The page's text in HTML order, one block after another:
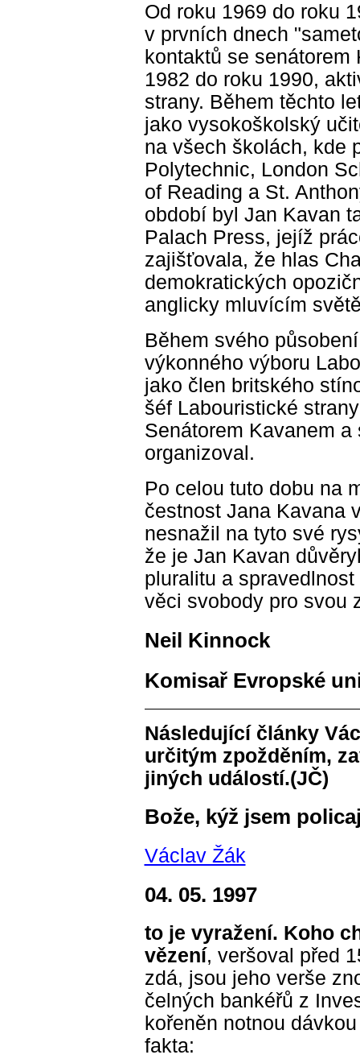
Od roku 1969 do roku
v prvních dnech
kontaktů se
1982 do roku 1990,
strany. Během těchto
jako vysokoškolský
na všech školách, kde
Polytechnic, London
of Reading a St.
období byl Jan Kavan
Palach Press, jejíž
zajišťovala, že hlas
demokratických
anglicky mluvícím
Během svého
výkonného výboru
jako člen britského
šéf Labouristické
Senátorem Kavanem
organizoval.
Po celou tuto dobu na
čestnost Jana Kavana
nesnažil na tyto své
že je Jan Kavan
pluralitu a
věci svobody pro svou
Neil Kinnock
Komisař Evropské
Následující články
určitým zpožděním,
jiných událostí.(JČ)
Bože, kýž jsem
Václav Žák
04. 05. 1997
to je vyražení. Koho
vězení, veršoval před
zdá, jsou jeho verše
čelných bankéřů z
kořeněn notnou
fakta: